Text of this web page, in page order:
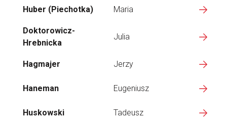
Huber (Piechotka) Maria
Doktorowicz-
Hrebnicka
Julia
Hagmajer Jerzy
Haneman Eugeniusz
Huskowski Tadeusz